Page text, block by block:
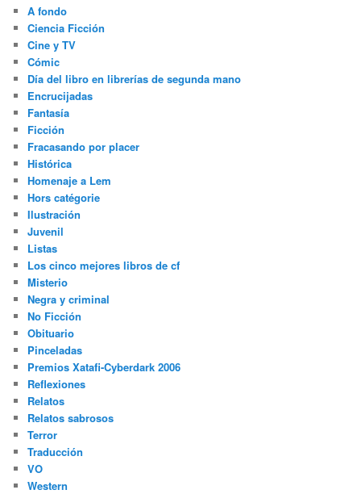
A fondo
Ciencia Ficción
Cine y TV
Cómic
Día del libro en librerías de segunda mano
Encrucijadas
Fantasía
Ficción
Fracasando por placer
Histórica
Homenaje a Lem
Hors catégorie
Ilustración
Juvenil
Listas
Los cinco mejores libros de cf
Misterio
Negra y criminal
No Ficción
Obituario
Pinceladas
Premios Xatafi-Cyberdark 2006
Reflexiones
Relatos
Relatos sabrosos
Terror
Traducción
VO
Western